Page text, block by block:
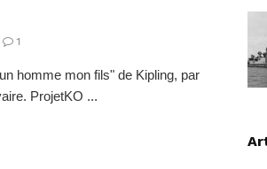
1
homme mon fils" de Kipling, par
ProjetKO ...